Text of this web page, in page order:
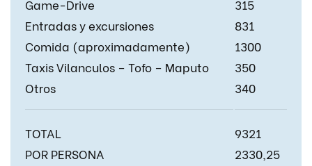
Game-Drive
315
Entradas y excursiones
831
Comida (aproximadamente)
1300
Taxis Vilanculos – Tofo – Maputo
350
Otros
340
TOTAL
9321
POR PERSONA
2330,25